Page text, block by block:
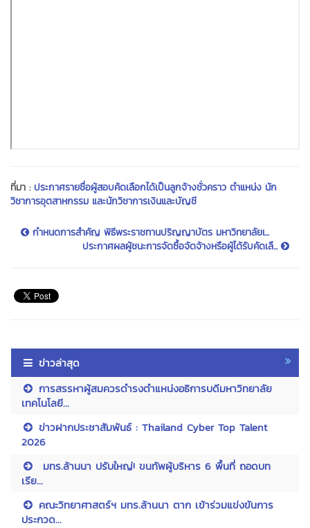
ที่มา : ประกาศรายชื่อผู้สอบค้ดเลือกได้เป็นลูกจ้างชั่วคราว ตำแหน่ง นัก
วิชาการอุตสาหกรรม และนักวิชาการเงินและบัญชี
กำหนดการสำคัญ พิธีพระราชทานปริญญาบัตร มหาวิทยาลัยเ...
ประกาศผลผู้ชนะการจัดซื้อจัดจ้างหรือผู้ได้รับคัดเลื...
ข่าวล่าสุด
การสรรหาผู้สมควรดำรงตำแหน่งอธิการบดีมหาวิทยาลัย
เทคโนโลยี...
ข่าวฝากประชาสัมพันธ์ : Thailand Cyber Top Talent
2026
มทร.ล้านนา ปรับใหญ่! ขนทัพผู้บริหาร 6 พื้นที่ ถอดบท
เรีย...
คณะวิทยาศาสตร์ฯ มทร.ล้านนา ตาก เข้าร่วมแข่งขันการ
ประกวด...